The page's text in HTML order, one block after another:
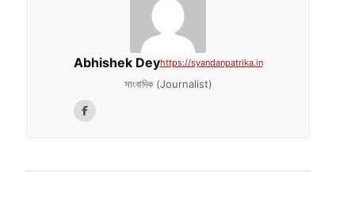
Abhishek Deyhttps://syandanpatrika.in
সাংবাদিক (Journalist)